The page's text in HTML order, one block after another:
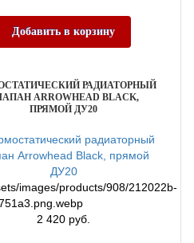
Добавить в корзину
РАДИАТОРНЫЙ
ARROWHEAD BLACK,
ПРЯМОЙ ДУ20
images/products/908/212022b-
2 420 руб.